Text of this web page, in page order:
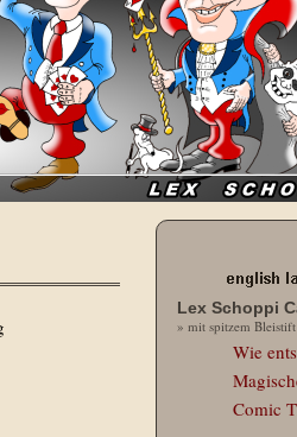
Lex Schoppi
» mit spitzem Bleistift
Wie
Comic